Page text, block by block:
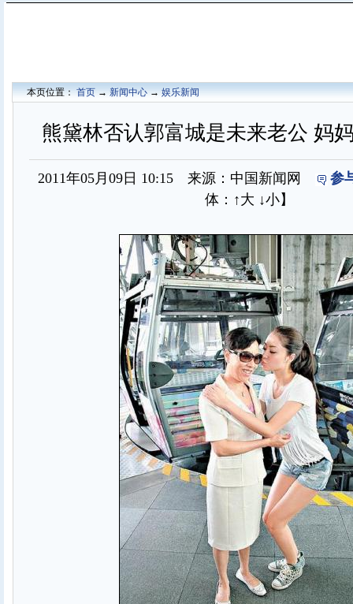
本页位置：首页→新闻中心→娱乐新闻
熊黛林否认郭富城是未来老公 妈
2011年05月09日 10:15 来源：中国新闻网
参
体： ↑大 ↓小】